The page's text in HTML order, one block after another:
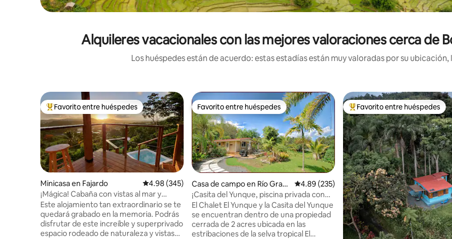
Alquileres vacacionales con las mejores valoraciones cerca de
Los huéspedes están de acuerdo: estas estadías están muy valoradas por su
Favorito entre huéspedes preferido
Favorito entre huéspedes
Minicasa en Fajardo Calificación promedio: 4.98 de 5, 345 reseñas
4.98 (345)
¡Mágica! Cabaña con vistas al mar y
piscina con spa en la montaña
Este alojamiento tan extraordinario se te
quedará grabado en la memoria. Podrás
disfrutar de este increíble y superprivado
espacio rodeado de naturaleza y vistas
Favorito entre huéspedes
Favorito entre huéspedes
Casa de campo en Río Gran
de
Calificación promedio: 4.89 de 5, 235 reseñas
4.89 (235)
¡Casita del Yunque, piscina privada con
jacuzzi climatizado!
El Chalet El Yunque y la Casita del Yunque
se encuentran dentro de una propiedad
cerrada de 2 acres ubicada en las
estribaciones de la selva tropical El
Favorito entre huéspedes
Favorito entre huéspedes